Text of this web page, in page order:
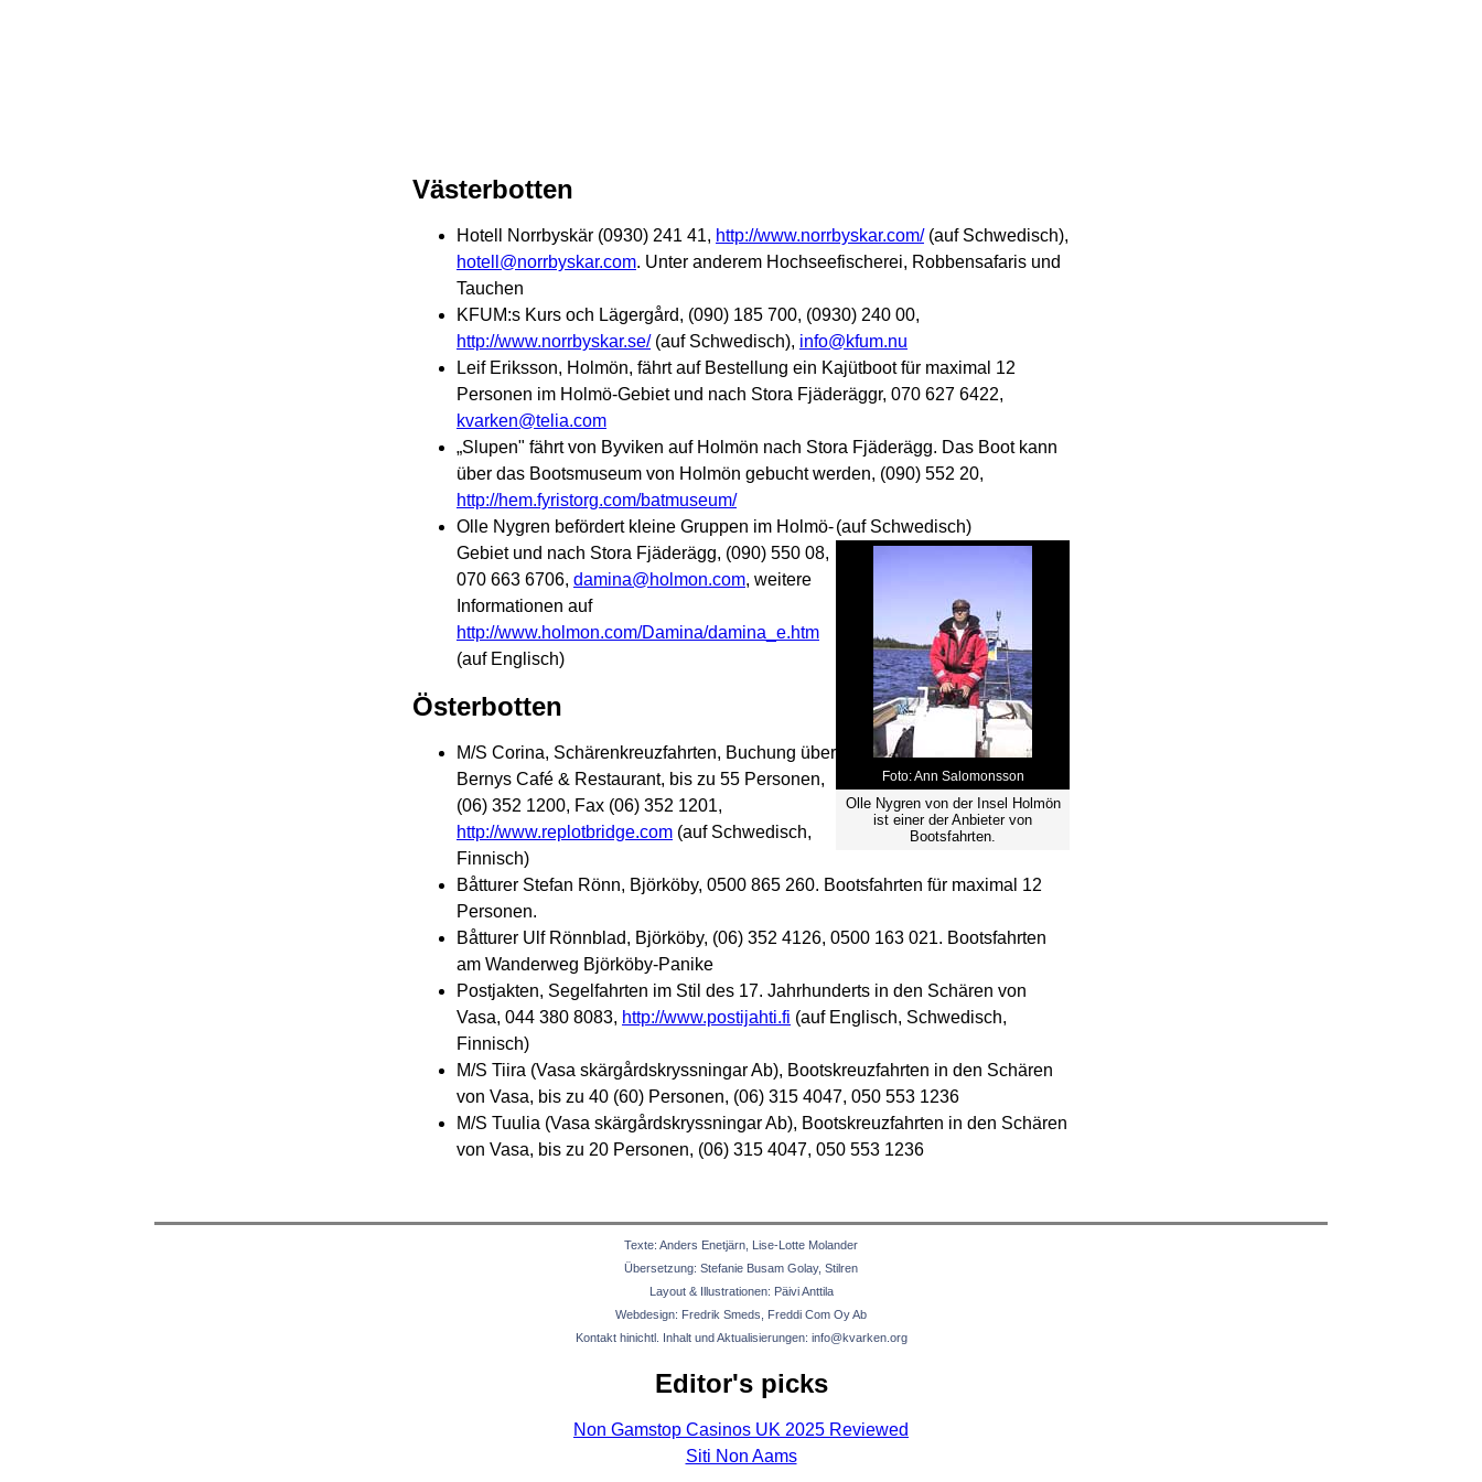
Västerbotten
Hotell Norrbyskär (0930) 241 41, http://www.norrbyskar.com/(auf Schwedisch),
hotell@norrbyskar.com. Unter anderem Hochseefischerei, Robbensafaris und
Tauchen
KFUM:s Kurs och Lägergård, (090) 185 700, (0930) 240 00,
http://www.norrbyskar.se/(auf Schwedisch), info@kfum.nu
Leif Eriksson, Holmön, fährt auf Bestellung ein Kajütboot für maximal 12
Personen im Holmö-Gebiet und nach Stora Fjäderäggr, 070 627 6422,
kvarken@telia.com
„Slupen" fährt von Byviken auf Holmön nach Stora Fjäderägg. Das Boot kann
über das Bootsmuseum von Holmön gebucht werden, (090) 552 20,
http://hem.fyristorg.com/batmuseum/
(auf Schwedisch)
Foto: Ann Salomonsson
Olle Nygren von der Insel Holmön
ist einer der Anbieter von
Bootsfahrten.
Olle Nygren befördert kleine Gruppen im Holmö-
Gebiet und nach Stora Fjäderägg, (090) 550 08,
070 663 6706, damina@holmon.com, weitere
Informationen auf
http://www.holmon.com/Damina/damina_e.htm
(auf Englisch)
Österbotten
M/S Corina, Schärenkreuzfahrten, Buchung über
Bernys Café & Restaurant, bis zu 55 Personen,
(06) 352 1200, Fax (06) 352 1201,
http://www.replotbridge.com (auf Schwedisch,
Finnisch)
Båtturer Stefan Rönn, Björköby, 0500 865 260. Bootsfahrten für maximal 12
Personen.
Båtturer Ulf Rönnblad, Björköby, (06) 352 4126, 0500 163 021. Bootsfahrten
am Wanderweg Björköby-Panike
Postjakten, Segelfahrten im Stil des 17. Jahrhunderts in den Schären von
Vasa, 044 380 8083, http://www.postijahti.fi (auf Englisch, Schwedisch,
Finnisch)
M/S Tiira (Vasa skärgårdskryssningar Ab), Bootskreuzfahrten in den Schären
von Vasa, bis zu 40 (60) Personen, (06) 315 4047, 050 553 1236
M/S Tuulia (Vasa skärgårdskryssningar Ab), Bootskreuzfahrten in den Schären
von Vasa, bis zu 20 Personen, (06) 315 4047, 050 553 1236
Texte: Anders Enetjärn, Lise-Lotte Molander
Übersetzung: Stefanie Busam Golay, Stilren
Layout & Illustrationen: Päivi Anttila
Webdesign: Fredrik Smeds, Freddi Com Oy Ab
Kontakt hinichtl. Inhalt und Aktualisierungen: info@kvarken.org
Editor's picks
Non Gamstop Casinos UK 2025 Reviewed
Siti Non Aams